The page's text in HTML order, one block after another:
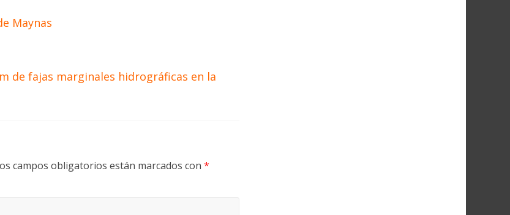
Maynas
de fajas marginales hidrográficas en la
campos obligatorios están marcados con *